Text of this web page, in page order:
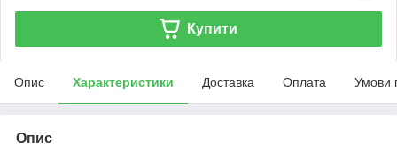
Купити
Опис Характеристики Доставка Оплата Умови
Опис